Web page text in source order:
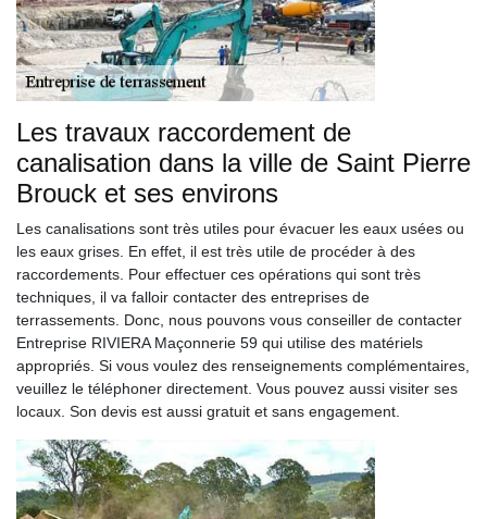
Les travaux raccordement de
canalisation dans la ville de Saint Pierre
Brouck et ses environs
Les canalisations sont très utiles pour évacuer les eaux usées ou
les eaux grises. En effet, il est très utile de procéder à des
raccordements. Pour effectuer ces opérations qui sont très
techniques, il va falloir contacter des entreprises de
terrassements. Donc, nous pouvons vous conseiller de contacter
Entreprise RIVIERA Maçonnerie 59 qui utilise des matériels
appropriés. Si vous voulez des renseignements complémentaires,
veuillez le téléphoner directement. Vous pouvez aussi visiter ses
locaux. Son devis est aussi gratuit et sans engagement.